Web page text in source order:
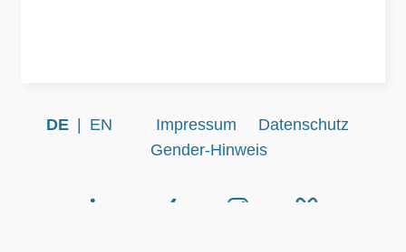
DE EN Impressum
Datenschutz
Gender-Hinweis